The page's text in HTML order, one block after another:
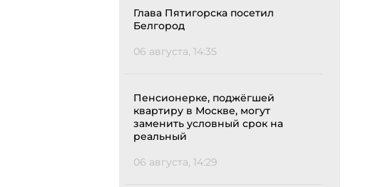
Глава Пятигорска посетил
Белгород
06 августа, 14:35
Пенсионерке, поджёгшей
квартиру в Москве, могут
заменить условный срок на
реальный
06 августа, 14:29